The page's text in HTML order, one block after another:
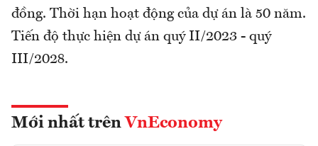
đồng. Thời hạn hoạt động của dự án là 50 năm.
Tiến độ thực hiện dự án quý II/2023 - quý
III/2028.
Mới nhất trên VnEconomy